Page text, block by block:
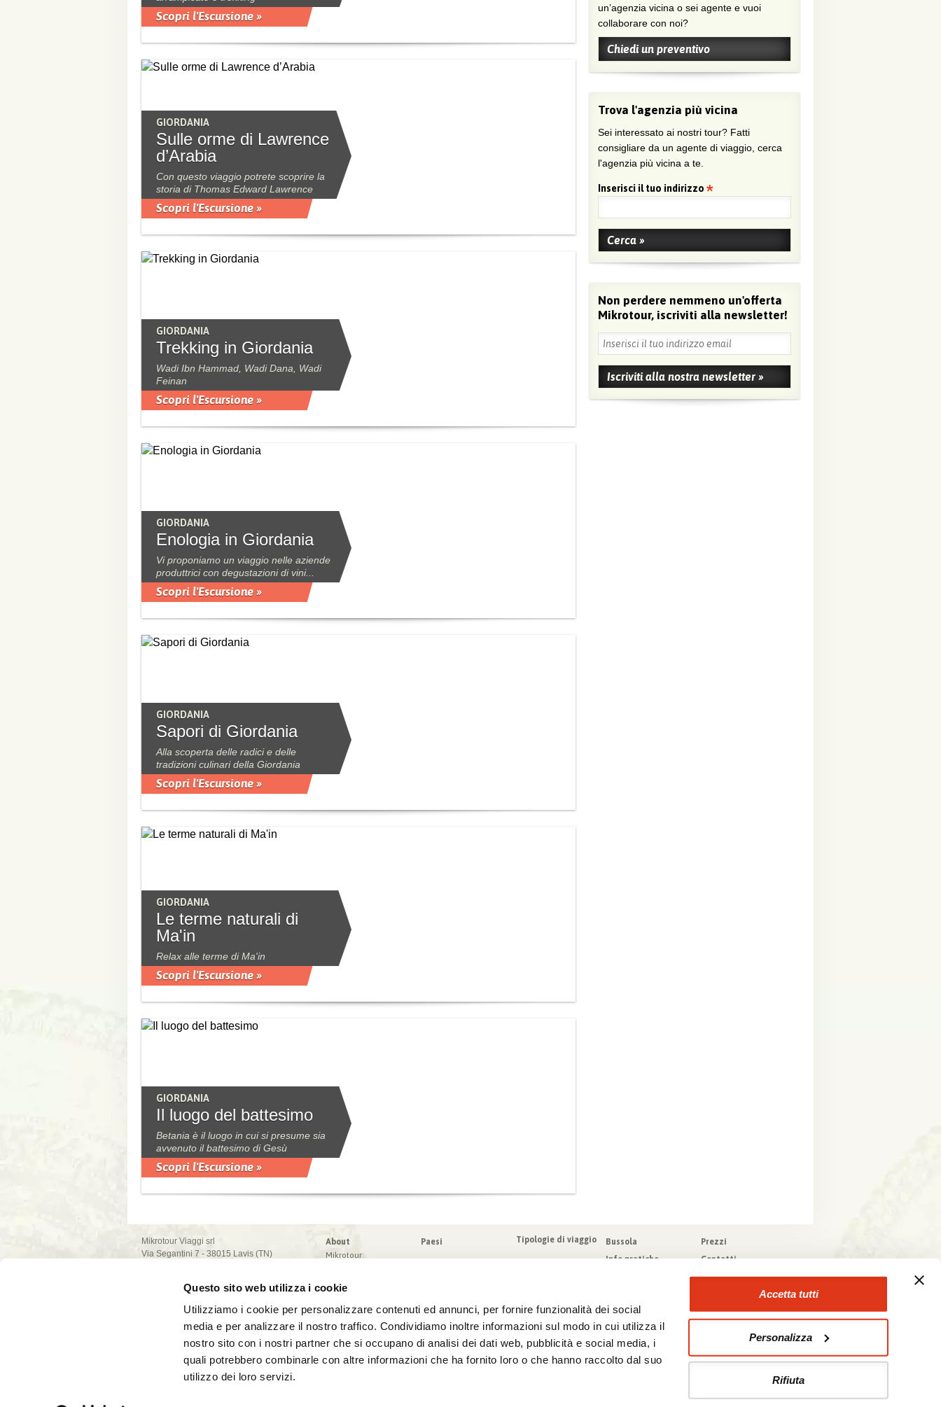
Questo sito web utilizza i cookie
Utilizziamo i cookie per personalizzare contenuti ed annunci, per fornire funzionalità dei social
media e per analizzare il nostro traffico. Condividiamo inoltre informazioni sul modo in cui utilizza il
nostro sito con i nostri partner che si occupano di analisi dei dati web, pubblicità e social media, i
quali potrebbero combinarle con altre informazioni che ha fornito loro o che hanno raccolto dal suo
utilizzo dei loro servizi.
Accetta tutti
Personalizza
Rifiuta
Scopri l'Escursione »
GIORDANIA
Sulle orme di Lawrence
d’Arabia
Con questo viaggio potrete scoprire la
storia di Thomas Edward Lawrence
Scopri l'Escursione »
GIORDANIA
Trekking in Giordania
Wadi Ibn Hammad, Wadi Dana, Wadi
Feinan
Scopri l'Escursione »
GIORDANIA
Enologia in Giordania
Vi proponiamo un viaggio nelle aziende
produttrici con degustazioni di vini...
Scopri l'Escursione »
GIORDANIA
Sapori di Giordania
Alla scoperta delle radici e delle
tradizioni culinari della Giordania
Scopri l'Escursione »
GIORDANIA
Le terme naturali di
Ma'in
Relax alle terme di Ma'in
Scopri l'Escursione »
GIORDANIA
Il luogo del battesimo
Betania è il luogo in cui si presume sia
avvenuto il battesimo di Gesù
Scopri l'Escursione »
un’agenzia vicina o sei agente e vuoi
collaborare con noi?
Chiedi un preventivo
Trova l'agenzia più vicina
Sei interessato ai nostri tour? Fatti
consigliare da un agente di viaggio, cerca
l'agenzia più vicina a te.
Inserisci il tuo indirizzo
Non perdere nemmeno un'offerta
Mikrotour, iscriviti alla newsletter!
Mikrotour Viaggi srl
Via Segantini 7 - 38015 Lavis (TN)
capitale sociale 10.000€
PEC: mikrotour @ legalmail.it
cookie policy
About
Mikrotour
Blog
Paesi Tipologie di viaggio Bussola
Prezzi
Info pratiche
Scheda tecnica
Contatti